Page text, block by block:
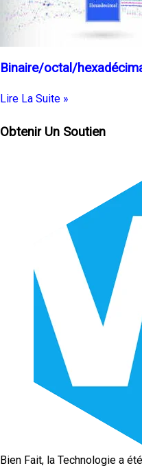
Binaire/octal/
Lire La Suite »
Obtenir Un Soutien
Bien Fait, la Technologie a